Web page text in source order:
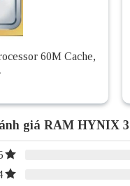
60M Cache,
giá RAM HYNIX